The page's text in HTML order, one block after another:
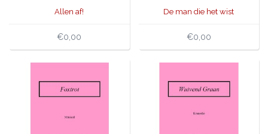
Allen af!
€0,00
De man die het wist
€0,00